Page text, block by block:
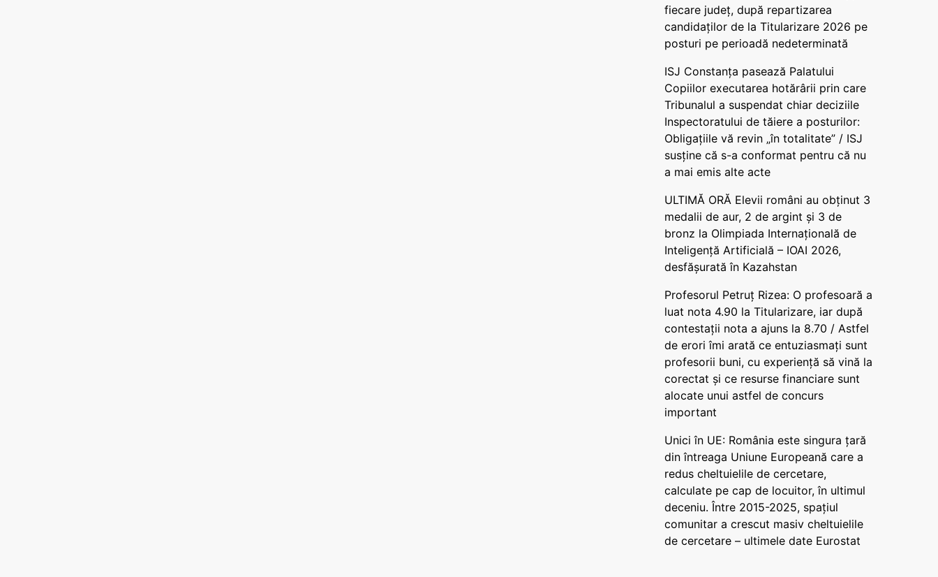
fiecare județ, după repartizarea
candidaților de la Titularizare 2026 pe
posturi pe perioadă nedeterminată
ISJ Constanța pasează Palatului
Copiilor executarea hotărârii prin care
Tribunalul a suspendat chiar deciziile
Inspectoratului de tăiere a posturilor:
Obligațiile vă revin „în totalitate” / ISJ
susține că s-a conformat pentru că nu
a mai emis alte acte
ULTIMĂ ORĂ Elevii români au obținut 3
medalii de aur, 2 de argint și 3 de
bronz la Olimpiada Internațională de
Inteligență Artificială – IOAI 2026,
desfășurată în Kazahstan
Profesorul Petruț Rizea: O profesoară a
luat nota 4.90 la Titularizare, iar după
contestații nota a ajuns la 8.70 / Astfel
de erori îmi arată ce entuziasmați sunt
profesorii buni, cu experiență să vină la
corectat și ce resurse financiare sunt
alocate unui astfel de concurs
important
Unici în UE: România este singura țară
din întreaga Uniune Europeană care a
redus cheltuielile de cercetare,
calculate pe cap de locuitor, în ultimul
deceniu. Între 2015-2025, spațiul
comunitar a crescut masiv cheltuielile
de cercetare – ultimele date Eurostat